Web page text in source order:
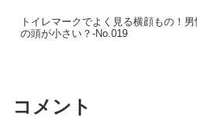
トイレマークでよく見る横顔もの！男
の頭が小さい？-No.019
コメント